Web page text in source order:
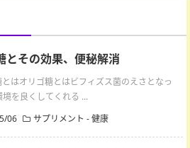
とその効果、便秘解消
はオリゴ糖とはビフィズス菌のえさとなっ
境を良くしてくれる ...
06
サプリメント -健康